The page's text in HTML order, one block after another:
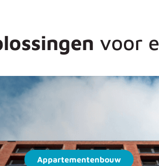
voor
Appartementenbouw